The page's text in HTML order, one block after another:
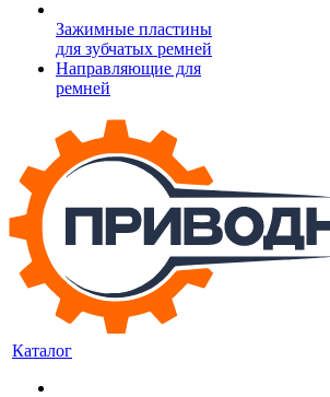
Зажимные пластины
для зубчатых ремней
Направляющие для
ремней
Каталог